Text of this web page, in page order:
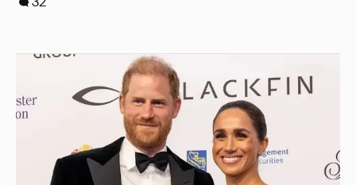
Меган Маркл и принц Гарри вышли в свет
в Канаде